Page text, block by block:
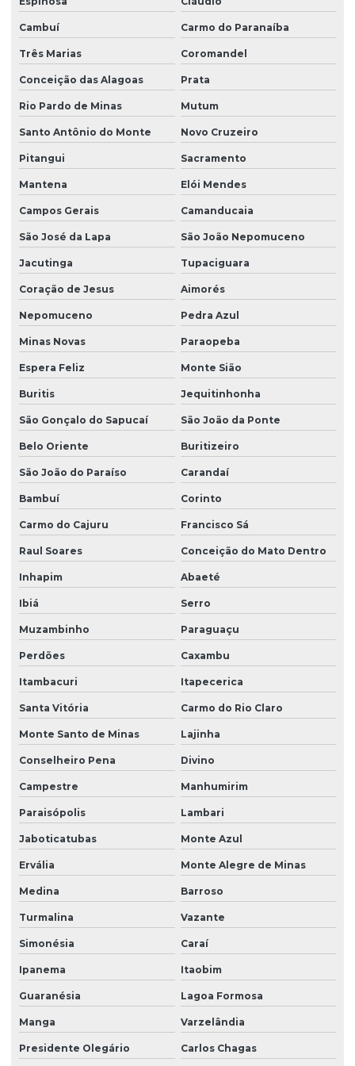
Cambuí Carmo do Paranaíba
Três Marias Coromandel
Conceição das Alagoas Prata
Rio Pardo de Minas Mutum
Santo Antônio do Monte Novo Cruzeiro
Pitangui Sacramento
Mantena Elói Mendes
Campos Gerais Camanducaia
São José da Lapa São João Nepomuceno
Jacutinga Tupaciguara
Coração de Jesus Aimorés
Nepomuceno Pedra Azul
Minas Novas Paraopeba
Espera Feliz Monte Sião
Buritis Jequitinhonha
São Gonçalo do Sapucaí São João da Ponte
Belo Oriente Buritizeiro
São João do Paraíso Carandaí
Bambuí Corinto
Carmo do Cajuru Francisco Sá
Raul Soares Conceição do Mato Dentro
Inhapim Abaeté
Ibiá Serro
Muzambinho Paraguaçu
Perdões Caxambu
Itambacuri Itapecerica
Santa Vitória Carmo do Rio Claro
Monte Santo de Minas Lajinha
Conselheiro Pena Divino
Campestre Manhumirim
Paraisópolis Lambari
Jaboticatubas Monte Azul
Ervália Monte Alegre de Minas
Medina Barroso
Turmalina Vazante
Simonésia Caraí
Ipanema Itaobim
Guaranésia Lagoa Formosa
Manga Varzelândia
Presidente Olegário Carlos Chagas